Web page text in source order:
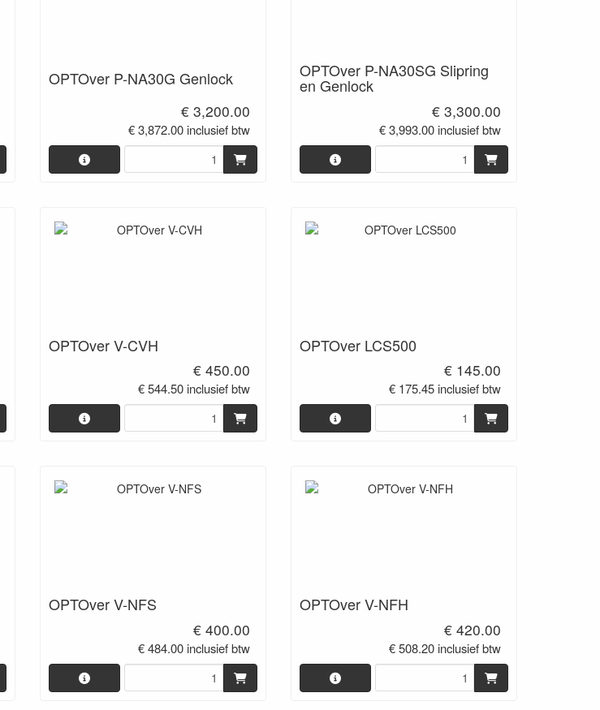
OPTOver P-NA30G Genlock
€ 3,200.00
€ 3,872.00 inclusief btw
OPTOver P-NA30SG Slipring
en Genlock
€ 3,300.00
€ 3,993.00 inclusief btw
OPTOver V-CVH
€ 450.00
€ 544.50 inclusief btw
OPTOver LCS500
€ 145.00
€ 175.45 inclusief btw
OPTOver V-NFS
€ 400.00
€ 484.00 inclusief btw
OPTOver V-NFH
€ 420.00
€ 508.20 inclusief btw